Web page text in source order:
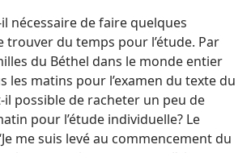
nécessaire de faire quelques
trouver du temps pour l’étude. Par
du Béthel dans le monde entier
les matins pour l’examen du texte du
​il possible de racheter un peu de
pour l’étude individuelle? Le
me suis levé au commencement du